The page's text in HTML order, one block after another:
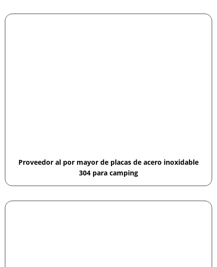
Proveedor al por mayor de placas de acero inoxidable
304 para camping